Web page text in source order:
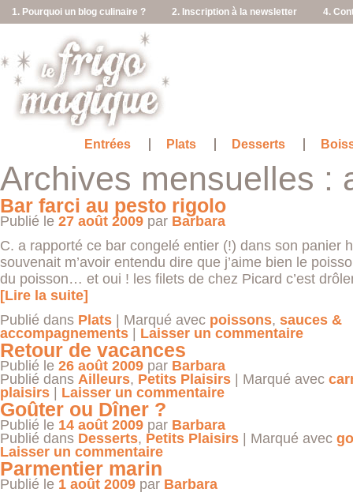
1. Pourquoi un blog culinaire ? 2. Inscription à la newsletter 4.
Entrées Plats Desserts
Archives mensuelles :
Bar farci au pesto rigolo
Publié le 27 août 2009 par Barbara
C. a rapporté ce bar congelé entier (!) dans son panier
souvenait m’avoir entendu dire que j’aime bien le
du poisson… et oui ! les filets de chez Picard c’est
[Lire la suite]
Publié dans Plats Marqué avec poissons, sauces &
accompagnements
Laisser un commentaire
Retour de vacances
Publié le 26 août 2009 par Barbara
Publié dans Ailleurs, Petits Plaisirs Marqué avec
plaisirs
Laisser un commentaire
Goûter ou Dîner ?
Publié le 14 août 2009 par Barbara
Publié dans Desserts, Petits Plaisirs Marqué avec
Laisser un commentaire
Parmentier marin
Publié le 1 août 2009 par Barbara